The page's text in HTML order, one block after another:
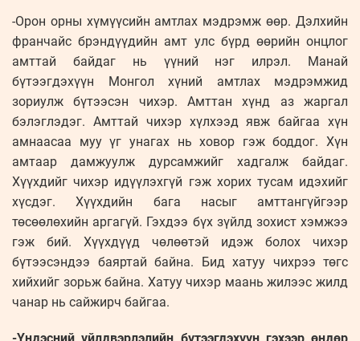
-Орон орны хүмүүсийн амтлах мэдрэмж өөр. Дэлхийн
франчайс брэндүүдийн амт улс бүрд өөрийн онцлог
амттай байдаг нь үүний нэг илрэл. Манай
бүтээгдэхүүн Монгол хүний амтлах мэдрэмжид
зориулж бүтээсэн чихэр. Амттан хүнд аз жаргал
бэлэглэдэг. Амттай чихэр хүлхээд явж байгаа хүн
амнаасаа муу үг унагах нь ховор гэж боддог. Хүн
амтаар дамжуулж дурсамжийг хадгалж байдаг.
Хүүхдийг чихэр идүүлэхгүй гэж хорих тусам идэхийг
хүсдэг. Хүүхдийн бага насыг амттангүйгээр
төсөөлөхийн аргагүй. Гэхдээ бүх зүйлд зохист хэмжээ
гэж бий. Хүүхдүүд чөлөөтэй идэж болох чихэр
бүтээсэндээ баяртай байна. Бид хатуу чихрээ төгс
хийхийг зорьж байна. Хатуу чихэр маань жилээс жилд
чанар нь сайжирч байгаа.